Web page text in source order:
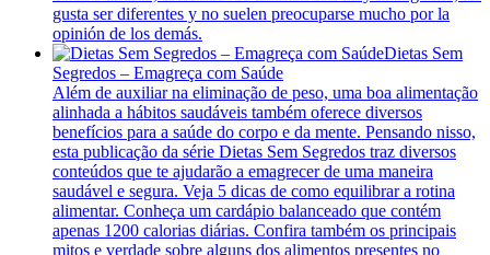
gusta ser diferentes y no suelen preocuparse mucho por la
opinión de los demás.
Dietas Sem
Segredos – Emagreça com Saúde
Além de auxiliar na eliminação de peso, uma boa alimentação
alinhada a hábitos saudáveis também oferece diversos
benefícios para a saúde do corpo e da mente. Pensando nisso,
esta publicação da série Dietas Sem Segredos traz diversos
conteúdos que te ajudarão a emagrecer de uma maneira
saudável e segura. Veja 5 dicas de como equilibrar a rotina
alimentar. Conheça um cardápio balanceado que contém
apenas 1200 calorias diárias. Confira também os principais
mitos e verdade sobre alguns dos alimentos presentes no